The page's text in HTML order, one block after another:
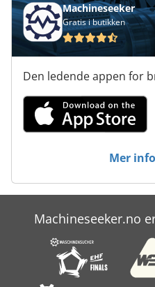
Machineseeker
Gratis i butikken
Den ledende appen for
Mer
Machineseeker.no